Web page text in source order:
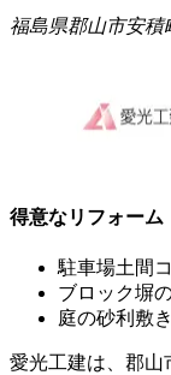
福島県郡山市安積
得意なリフォーム
駐車場土間
ブロック塀
庭の砂利敷
愛光工建は、郡山